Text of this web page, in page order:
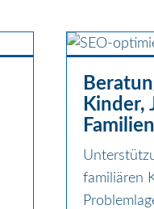
Kinder,
Familien
familiären